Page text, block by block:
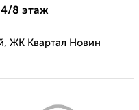
4/8 этаж
ЖК Квартал Новин